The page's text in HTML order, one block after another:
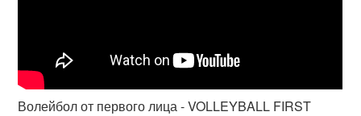
Волейбол от первого лица - VOLLEYBALL FIRST